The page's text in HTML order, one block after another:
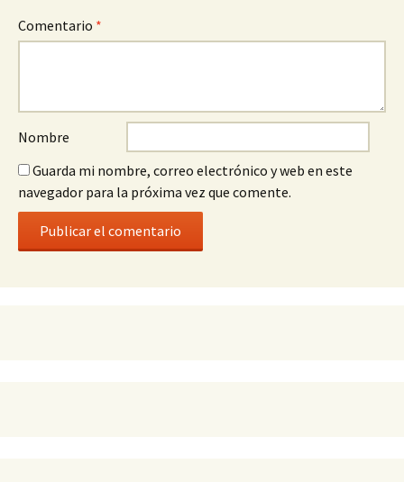
Comentario *
Nombre
Guarda mi nombre, correo electrónico y web en este
navegador para la próxima vez que comente.